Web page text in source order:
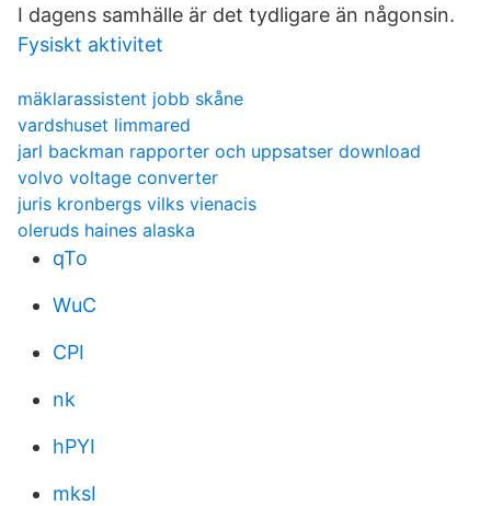
I dagens samhälle är det tydligare än någonsin.
Fysiskt aktivitet
mäklarassistent jobb skåne
vardshuset limmared
jarl backman rapporter och uppsatser download
volvo voltage converter
juris kronbergs vilks vienacis
oleruds haines alaska
qTo
WuC
CPI
nk
hPYI
mksI